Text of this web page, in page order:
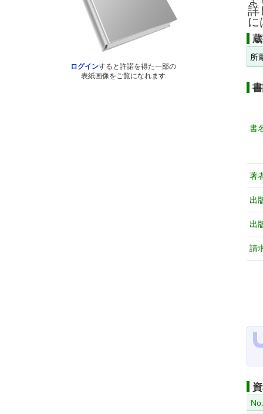
ログインすると許諾を得た一部の
表紙画像をご覧になれます
詳
に
所
書
著
出
出
請
No.